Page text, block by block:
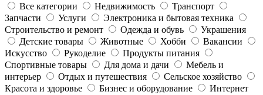
Все категории
Недвижимость
Транспорт
Запчасти
Услуги
Электроника и бытовая техника
Строительство и ремонт
Одежда и обувь
Украшения
Детские товары
Животные Хобби
Вакансии
Искусство
Рукоделие
Продукты питания
Спортивные товары
Для дома и дачи
Мебель и
интерьер
Отдых и путешествия
Сельское хозяйство
Красота и здоровье
Бизнес и оборудование
Интернет